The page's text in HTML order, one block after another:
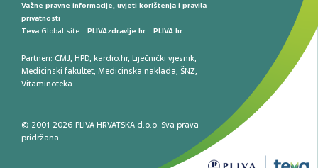
Važne pravne informacije, uvjeti korištenja i pravila
privatnosti
Teva Global site PLIVAzdravlje.hr PLIVA.hr
Partneri: CMJ, HPD, kardio.hr, Liječnički vjesnik,
Medicinski fakultet, Medicinska naklada, ŠNZ,
Vitaminoteka
© 2001-2026 PLIVA HRVATSKA d.o.o. Sva prava
pridržana